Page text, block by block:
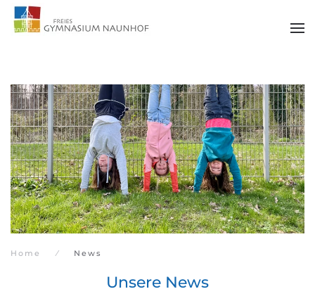
Zum Hauptinhalt springen
Home News
Unsere News